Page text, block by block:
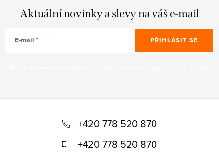
Aktuální novinky a slevy na váš e-mail
E-mail PŘIHLÁSIT SE
+420 778 520 870
+420 778 520 870